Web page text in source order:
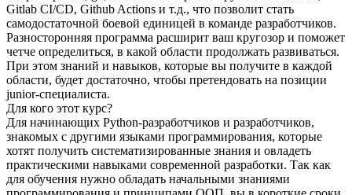
Gitlab CI/CD, Github Actions и т.д., что позволит стать
самодостаточной боевой единицей в команде разработчиков.
Разносторонняя программа расширит ваш кругозор и поможет
четче определиться, в какой области продолжать развиваться.
При этом знаний и навыков, которые вы получите в каждой
области, будет достаточно, чтобы претендовать на позиции
junior-специалиста.
Для кого этот курс?
Для начинающих Python-разработчиков и разработчиков,
знакомых с другими языками программирования, которые
хотят получить систематизированные знания и овладеть
практическими навыками современной разработки. Так как
для обучения нужно обладать начальными знаниями